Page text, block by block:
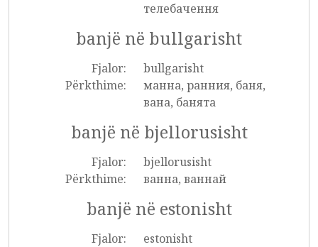
телебачення
banjë në bullgarisht
Fjalor:
bullgarisht
Përkthime:
манна, ранния, баня,
вана, банята
banjë në bjellorusisht
Fjalor:
bjellorusisht
Përkthime:
ванна, ваннай
banjë në estonisht
Fjalor:
estonisht